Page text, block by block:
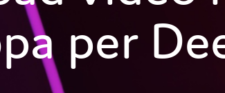
per